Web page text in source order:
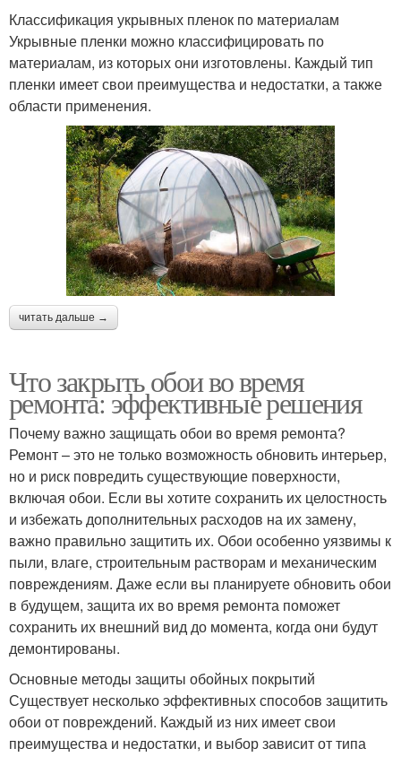
Классификация укрывных пленок по материалам
Укрывные пленки можно классифицировать по
материалам, из которых они изготовлены. Каждый тип
пленки имеет свои преимущества и недостатки, а также
области применения.
читать дальше →
Что закрыть обои во время
ремонта: эффективные решения
Почему важно защищать обои во время ремонта?
Ремонт – это не только возможность обновить интерьер,
но и риск повредить существующие поверхности,
включая обои. Если вы хотите сохранить их целостность
и избежать дополнительных расходов на их замену,
важно правильно защитить их. Обои особенно уязвимы к
пыли, влаге, строительным растворам и механическим
повреждениям. Даже если вы планируете обновить обои
в будущем, защита их во время ремонта поможет
сохранить их внешний вид до момента, когда они будут
демонтированы.
Основные методы защиты обойных покрытий
Существует несколько эффективных способов защитить
обои от повреждений. Каждый из них имеет свои
преимущества и недостатки, и выбор зависит от типа